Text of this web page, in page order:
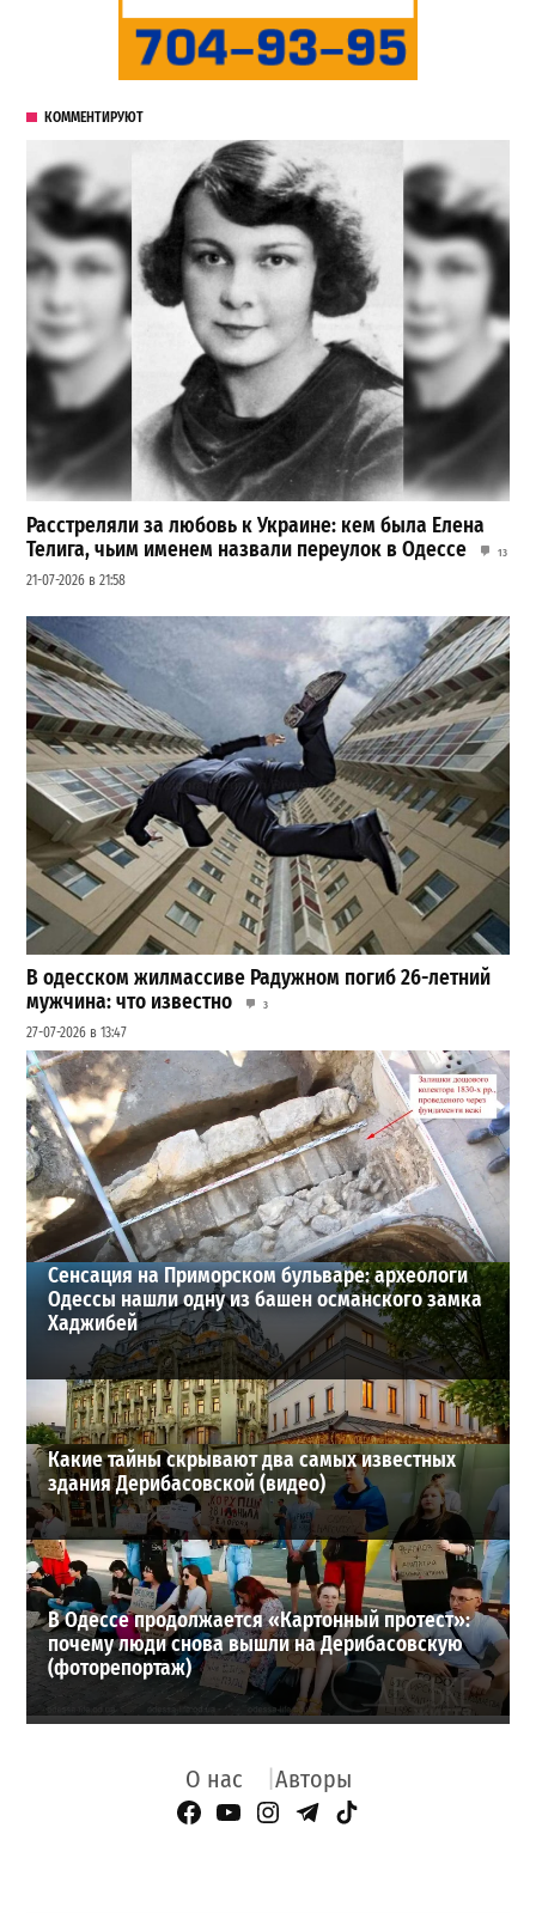
КОММЕНТИРУЮТ
Расстреляли за любовь к Украине: кем была Елена
Телига, чьим именем назвали переулок в Одессе
13
21-07-2026 в 21:58
В одесском жилмассиве Радужном погиб 26-летний
мужчина: что известно
3
27-07-2026 в 13:47
Шезлонги, бунгало и VIP-зоны: сколько придется
заплатить за отдых в Аркадии
3
21-07-2026 в 19:23
ВИБОР РЕДАКЦИИ
Сенсация на Приморском бульваре: археологи
Одессы нашли одну из башен османского замка
Хаджибей
Какие тайны скрывают два самых известных
здания Дерибасовской (видео)
В Одессе продолжается «Картонный протест»:
почему люди снова вышли на Дерибасовскую
(фоторепортаж)
О нас Авторы
Facebook Page
YouTube
Instagram
Telegram
TikTok